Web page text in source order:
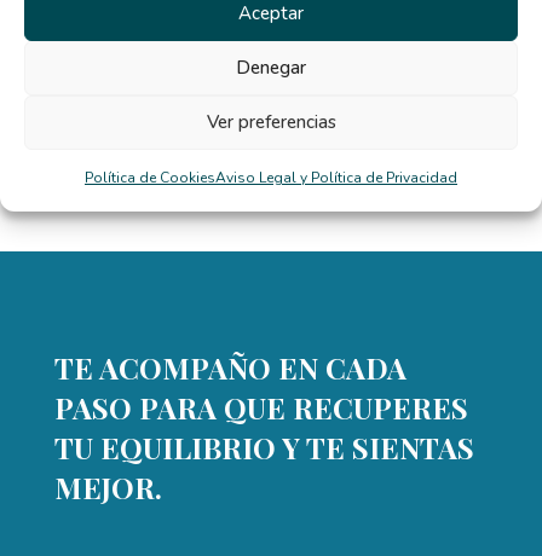
Aceptar
Denegar
Ver preferencias
Política de CookiesAviso Legal y Política de Privacidad
Comentarios
recientes
diego en La rigidez mental nos dificulta la vida
TE ACOMPAÑO EN CADA
PASO PARA QUE RECUPERES
TU EQUILIBRIO Y TE SIENTAS
MEJOR.